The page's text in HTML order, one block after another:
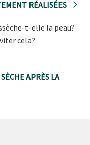
RÉALISÉES
t-elle la peau?
cela?
APRÈS LA